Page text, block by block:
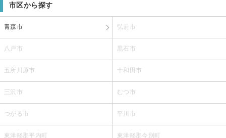
市区から探す
青森市 弘前市
八戸市 黒石市
五所川原市 十和田市
三沢市 むつ市
つがる市 平川市
東津軽郡平内町 東津軽郡今別町